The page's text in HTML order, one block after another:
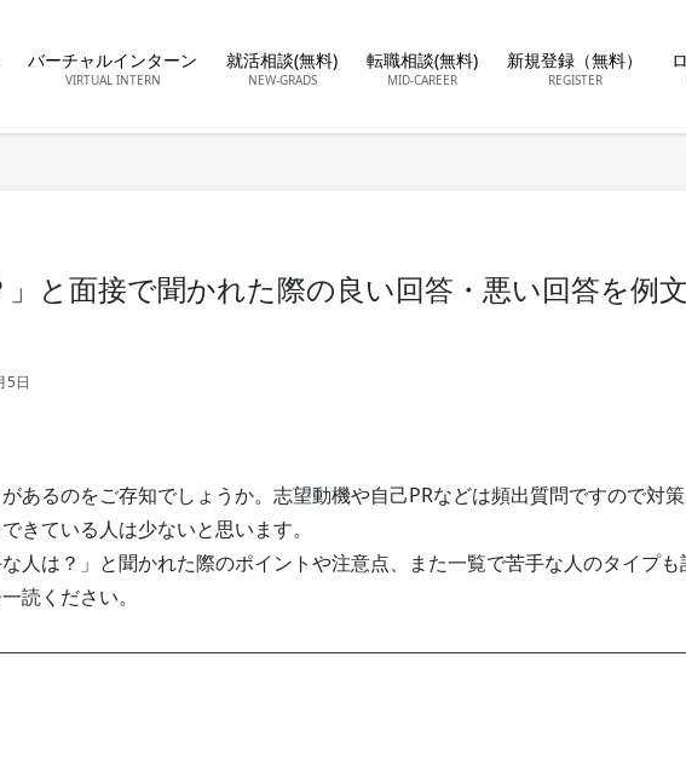
バーチャルインターン
VIRTUAL INTERN
就活相談(無料)
NEW-GRADS
転職相談(無料)
MID-CAREER
新規登録（無料）
REGISTER
」と面接で聞かれた際の良い回答・悪い回答を例
5日
あるのをご存知でしょうか。志望動機や自己PRなどは頻出質問ですので対
きている人は少ないと思います。
人は？」と聞かれた際のポイントや注意点、また一覧で苦手な人のタイプも
読ください。